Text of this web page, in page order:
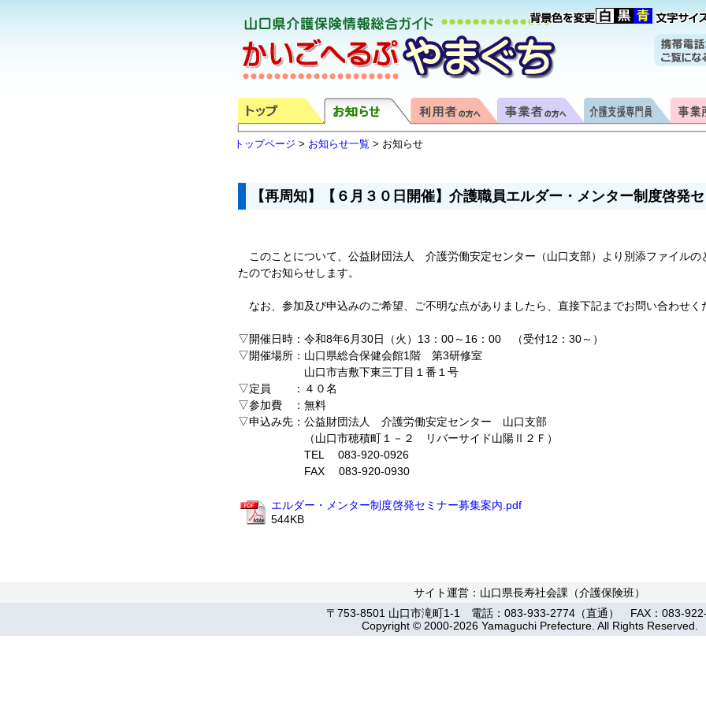
トップページ > お知らせ一覧 > お知らせ
【再周知】【６月３０日開催】介護職員エルダー・メンター制度啓発
このことについて、公益財団法人 介護労働安定センター（山口支部）より別添ファイルの
たのでお知らせします。
なお、参加及び申込みのご希望、ご不明な点がありましたら、直接下記までお問い合わせく
▽開催日時：令和8年6月30日（火）13：00～16：00 （受付12：30～）
▽開催場所：山口県総合保健会館1階 第3研修室
山口市吉敷下東三丁目１番１号
▽定員 ：４０名
▽参加費 ：無料
▽申込み先：公益財団法人 介護労働安定センター 山口支部
（山口市穂積町１－２ リバーサイド山陽Ⅱ２Ｆ）
TEL 083-920-0926
FAX 083-920-0930
エルダー・メンター制度啓発セミナー募集案内.pdf
544KB
サイト運営：山口県長寿社会課（介護保険班）
〒753-8501 山口市滝町1-1 電話：083-933-2774（直通） FAX：083-
Copyright © 2000-2026 Yamaguchi Prefecture. All Rights Reserved.